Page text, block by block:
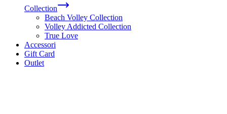
Collection
Beach Volley Collection
Volley Addicted Collection
True Love
Accessori
Gift Card
Outlet